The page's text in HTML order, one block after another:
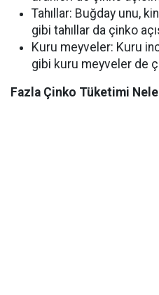
Tahıllar: Buğday unu,
gibi tahıllar da çinko
Kuru meyveler: Kuru
gibi kuru meyveler de
Fazla Çinko Tüketimi